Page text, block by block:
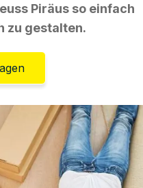
Piräus so einfach
zu gestalten.